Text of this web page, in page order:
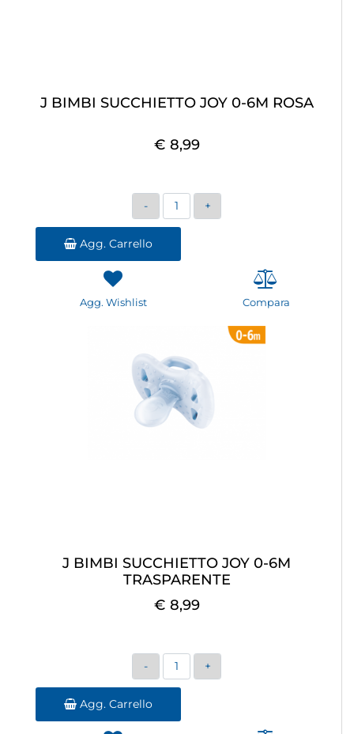
J BIMBI SUCCHIETTO JOY 0-6M ROSA
€ 8,99
Quantità
Agg. Carrello
Agg. Wishlist Compara
J BIMBI SUCCHIETTO JOY 0-6M
TRASPARENTE
€ 8,99
Quantità
Agg. Carrello